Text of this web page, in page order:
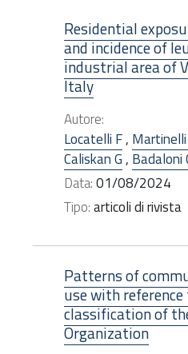
Residential
and incidence of
industrial area of
Italy
Autore:
Locatelli F,
Caliskan G, Badaloni
Data:01/08/2024
Tipo:articoli di rivista
Patterns of
use with
classification of
Organization